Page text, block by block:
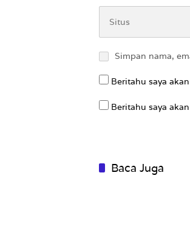
Simpan nama,
Beritahu saya
Beritahu saya
Baca Juga